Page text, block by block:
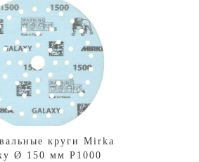
круги Mirka
Ø 150 мм P1000